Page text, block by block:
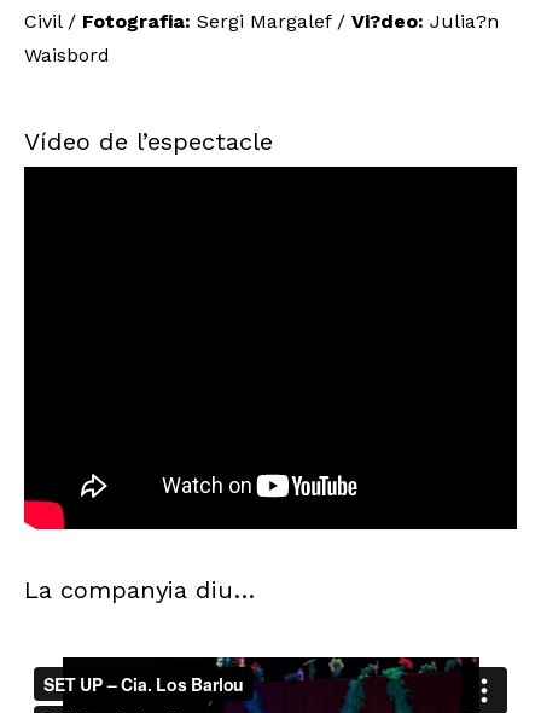
Civil / Fotografia: Sergi Margalef / Vi?deo: Julia?n
Waisbord
Vídeo de l’espectacle
La companyia diu…